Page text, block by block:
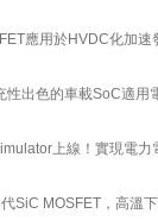
應用於HVDC化加
性出色的車載SoC適用
上線！實現電力
SiC MOSFET，高溫